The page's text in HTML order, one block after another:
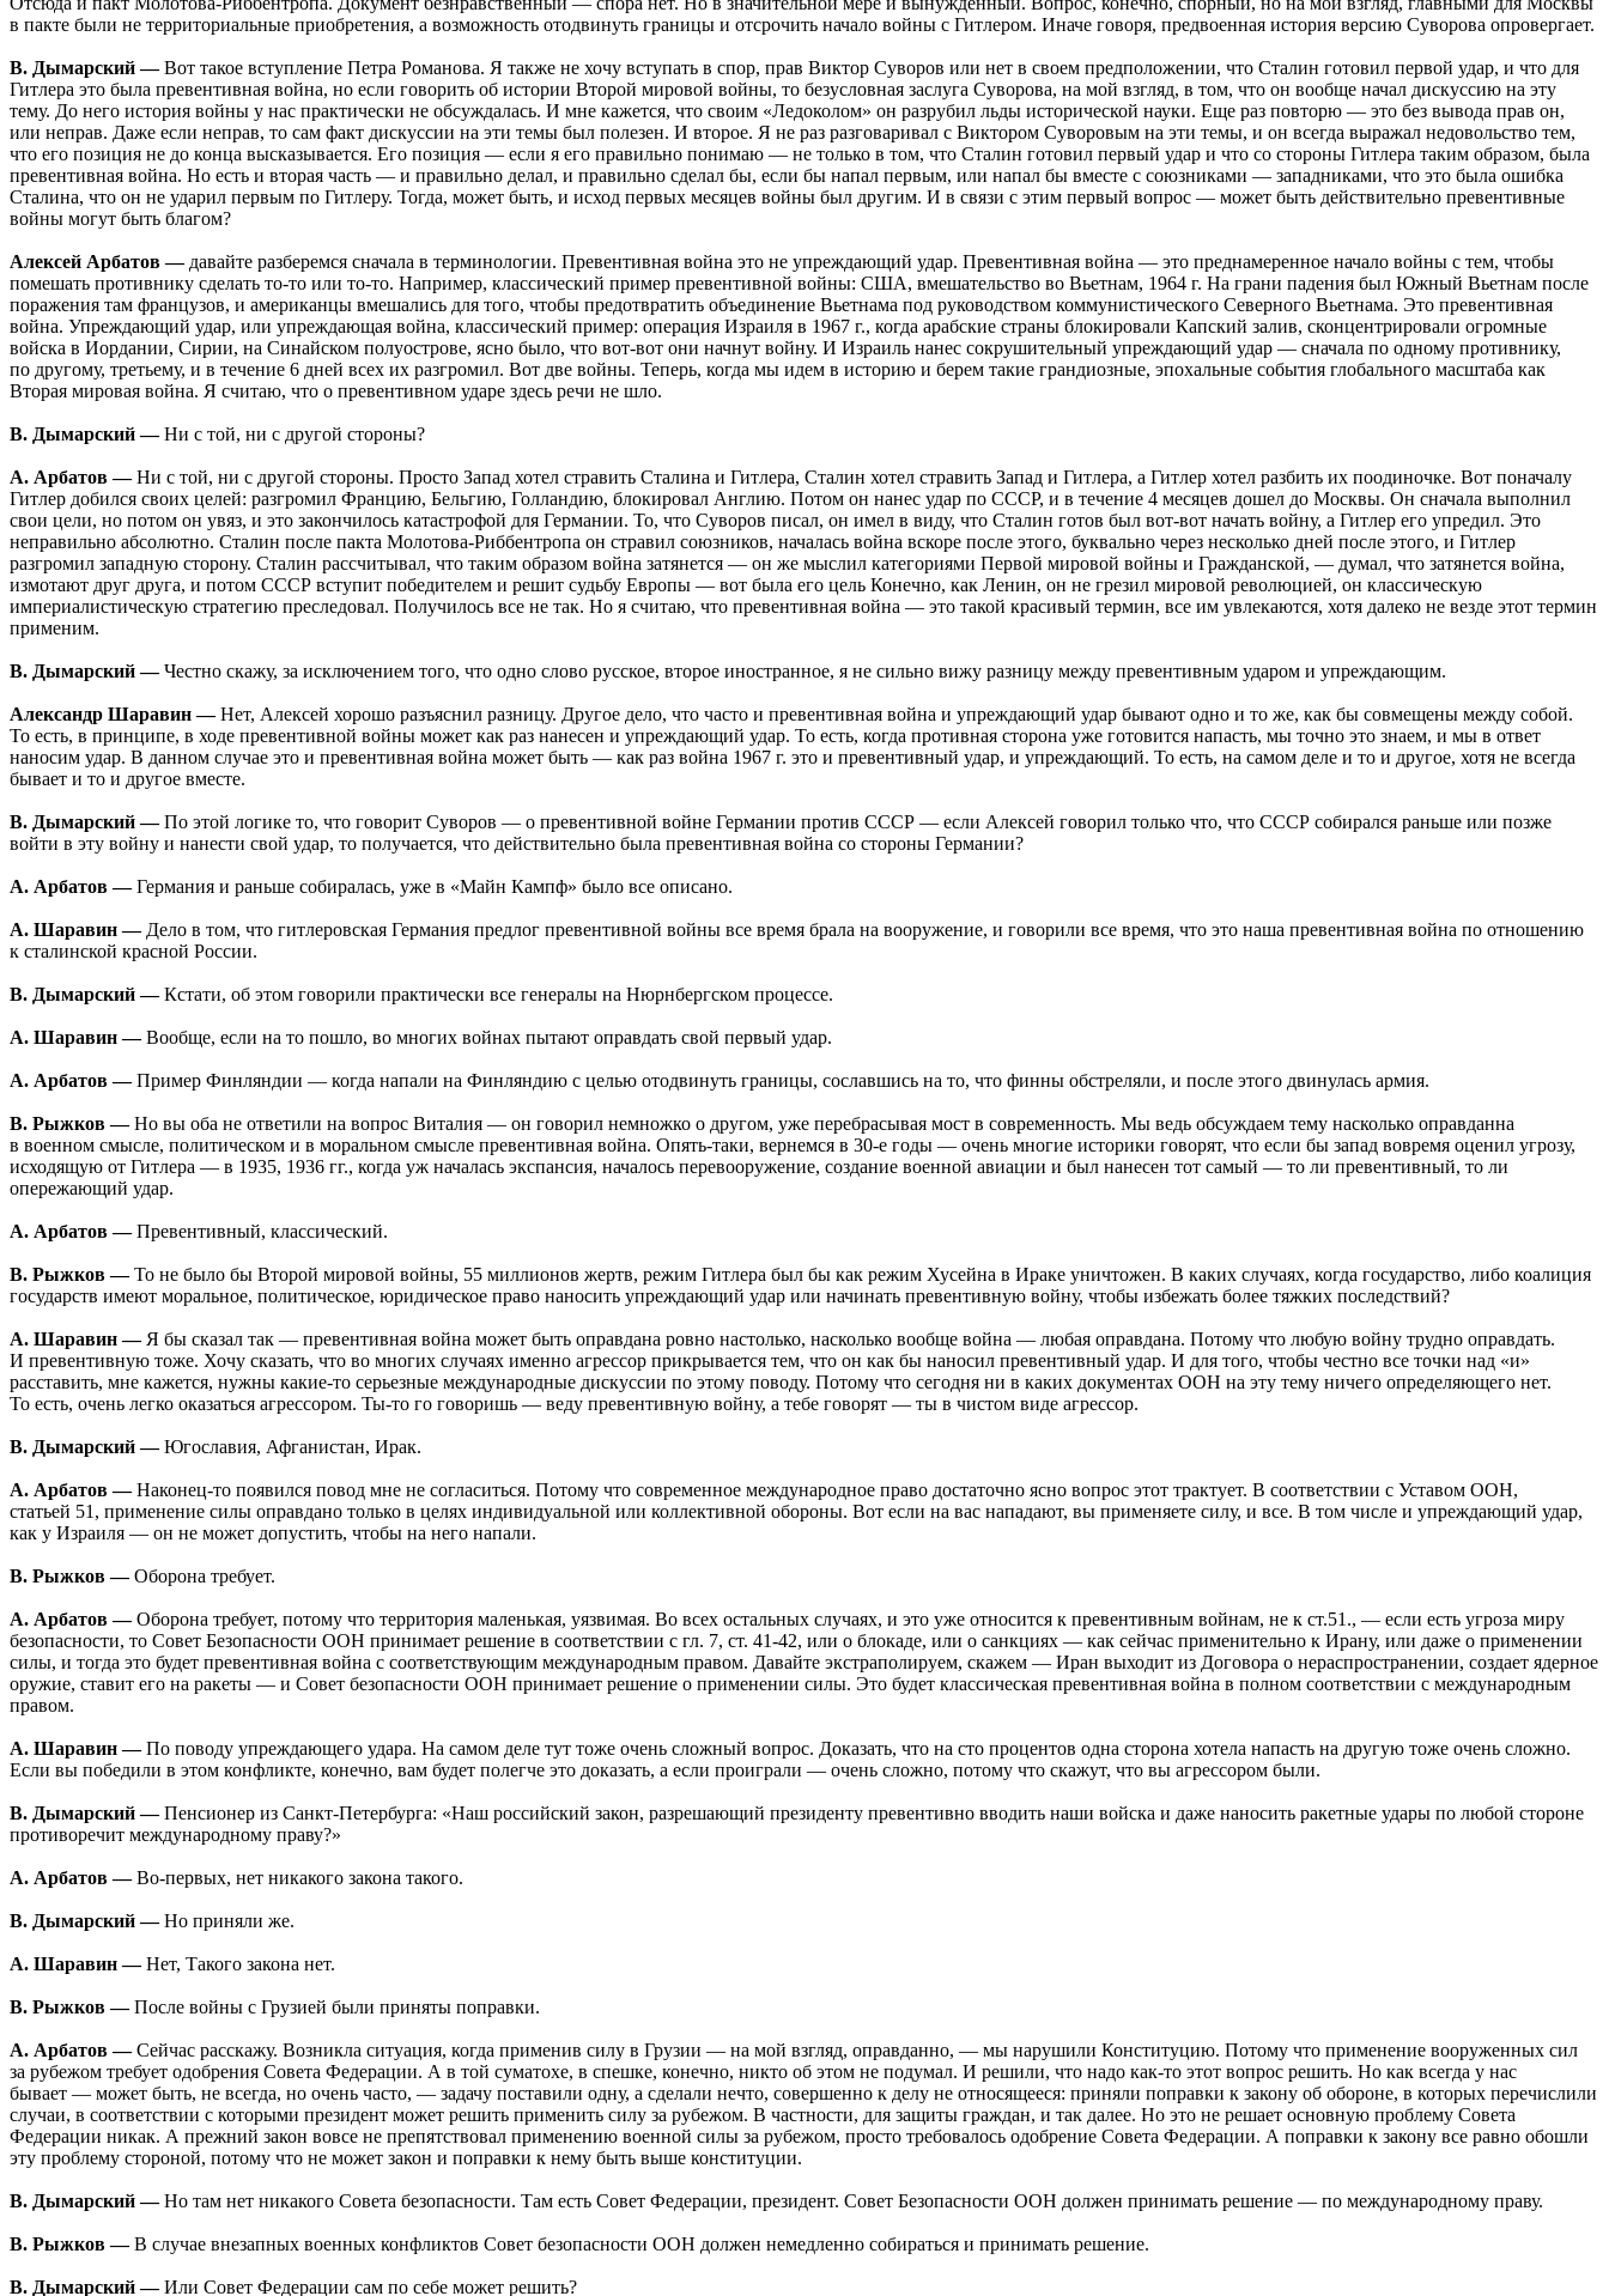
в пакте были не территориальные приобретения, а возможность отодвинуть границы и отсрочить начало войны с Гитлером. Иначе говоря, предвоенная история версию Суворова опровергает.
В. Дымарский —Вот такое вступление Петра Романова. Я также не хочу вступать в спор, прав Виктор Суворов или нет в своем предположении, что Сталин готовил первой удар, и что для
Гитлера это была превентивная война, но если говорить об истории Второй мировой войны, то безусловная заслуга Суворова, на мой взгляд, в том, что он вообще начал дискуссию на эту
тему. До него история войны у нас практически не обсуждалась. И мне кажется, что своим «Ледоколом» он разрубил льды исторической науки. Еще раз повторю — это без вывода прав он,
или неправ. Даже если неправ, то сам факт дискуссии на эти темы был полезен. И второе. Я не раз разговаривал с Виктором Суворовым на эти темы, и он всегда выражал недовольство тем,
что его позиция не до конца высказывается. Его позиция — если я его правильно понимаю — не только в том, что Сталин готовил первый удар и что со стороны Гитлера таким образом, была
превентивная война. Но есть и вторая часть — и правильно делал, и правильно сделал бы, если бы напал первым, или напал бы вместе с союзниками — западниками, что это была ошибка
Сталина, что он не ударил первым по Гитлеру. Тогда, может быть, и исход первых месяцев войны был другим. И в связи с этим первый вопрос — может быть действительно превентивные
войны могут быть благом?
Алексей Арбатов —давайте разберемся сначала в терминологии. Превентивная война это не упреждающий удар. Превентивная война — это преднамеренное начало войны с тем, чтобы
помешать противнику сделать то-то или то-то. Например, классический пример превентивной войны: США, вмешательство во Вьетнам, 1964 г. На грани падения был Южный Вьетнам после
поражения там французов, и американцы вмешались для того, чтобы предотвратить объединение Вьетнама под руководством коммунистического Северного Вьетнама. Это превентивная
война. Упреждающий удар, или упреждающая война, классический пример: операция Израиля в 1967 г., когда арабские страны блокировали Капский залив, сконцентрировали огромные
войска в Иордании, Сирии, на Синайском полуострове, ясно было, что вот-вот они начнут войну. И Израиль нанес сокрушительный упреждающий удар — сначала по одному противнику,
по другому, третьему, и в течение 6 дней всех их разгромил. Вот две войны. Теперь, когда мы идем в историю и берем такие грандиозные, эпохальные события глобального масштаба как
Вторая мировая война. Я считаю, что о превентивном ударе здесь речи не шло.
В. Дымарский —Ни с той, ни с другой стороны?
А. Арбатов —Ни с той, ни с другой стороны. Просто Запад хотел стравить Сталина и Гитлера, Сталин хотел стравить Запад и Гитлера, а Гитлер хотел разбить их поодиночке. Вот поначалу
Гитлер добился своих целей: разгромил Францию, Бельгию, Голландию, блокировал Англию. Потом он нанес удар по СССР, и в течение 4 месяцев дошел до Москвы. Он сначала выполнил
свои цели, но потом он увяз, и это закончилось катастрофой для Германии. То, что Суворов писал, он имел в виду, что Сталин готов был вот-вот начать войну, а Гитлер его упредил. Это
неправильно абсолютно. Сталин после пакта Молотова-Риббентропа он стравил союзников, началась война вскоре после этого, буквально через несколько дней после этого, и Гитлер
разгромил западную сторону. Сталин рассчитывал, что таким образом война затянется — он же мыслил категориями Первой мировой войны и Гражданской, — думал, что затянется война,
измотают друг друга, и потом СССР вступит победителем и решит судьбу Европы — вот была его цель Конечно, как Ленин, он не грезил мировой революцией, он классическую
империалистическую стратегию преследовал. Получилось все не так. Но я считаю, что превентивная война — это такой красивый термин, все им увлекаются, хотя далеко не везде этот термин
применим.
В. Дымарский —Честно скажу, за исключением того, что одно слово русское, второе иностранное, я не сильно вижу разницу между превентивным ударом и упреждающим.
Александр Шаравин —Нет, Алексей хорошо разъяснил разницу. Другое дело, что часто и превентивная война и упреждающий удар бывают одно и то же, как бы совмещены между собой.
То есть, в принципе, в ходе превентивной войны может как раз нанесен и упреждающий удар. То есть, когда противная сторона уже готовится напасть, мы точно это знаем, и мы в ответ
наносим удар. В данном случае это и превентивная война может быть — как раз война 1967 г. это и превентивный удар, и упреждающий. То есть, на самом деле и то и другое, хотя не всегда
бывает и то и другое вместе.
В. Дымарский —По этой логике то, что говорит Суворов — о превентивной войне Германии против СССР — если Алексей говорил только что, что СССР собирался раньше или позже
войти в эту войну и нанести свой удар, то получается, что действительно была превентивная война со стороны Германии?
А. Арбатов —Германия и раньше собиралась, уже в «Майн Кампф» было все описано.
А. Шаравин —Дело в том, что гитлеровская Германия предлог превентивной войны все время брала на вооружение, и говорили все время, что это наша превентивная война по отношению
к сталинской красной России.
В. Дымарский —Кстати, об этом говорили практически все генералы на Нюрнбергском процессе.
А. Шаравин —Вообще, если на то пошло, во многих войнах пытают оправдать свой первый удар.
А. Арбатов —Пример Финляндии — когда напали на Финляндию с целью отодвинуть границы, сославшись на то, что финны обстреляли, и после этого двинулась армия.
В. Рыжков —Но вы оба не ответили на вопрос Виталия — он говорил немножко о другом, уже перебрасывая мост в современность. Мы ведь обсуждаем тему насколько оправданна
в военном смысле, политическом и в моральном смысле превентивная война. Опять-таки, вернемся в 30-е годы — очень многие историки говорят, что если бы запад вовремя оценил угрозу,
исходящую от Гитлера — в 1935, 1936 гг., когда уж началась экспансия, началось перевооружение, создание военной авиации и был нанесен тот самый — то ли превентивный, то ли
опережающий удар.
А. Арбатов —Превентивный, классический.
В. Рыжков —То не было бы Второй мировой войны, 55 миллионов жертв, режим Гитлера был бы как режим Хусейна в Ираке уничтожен. В каких случаях, когда государство, либо коалиция
государств имеют моральное, политическое, юридическое право наносить упреждающий удар или начинать превентивную войну, чтобы избежать более тяжких последствий?
А. Шаравин —Я бы сказал так — превентивная война может быть оправдана ровно настолько, насколько вообще война — любая оправдана. Потому что любую войну трудно оправдать.
И превентивную тоже. Хочу сказать, что во многих случаях именно агрессор прикрывается тем, что он как бы наносил превентивный удар. И для того, чтобы честно все точки над «и»
расставить, мне кажется, нужны какие-то серьезные международные дискуссии по этому поводу. Потому что сегодня ни в каких документах ООН на эту тему ничего определяющего нет.
То есть, очень легко оказаться агрессором. Ты-то го говоришь — веду превентивную войну, а тебе говорят — ты в чистом виде агрессор.
В. Дымарский —Югославия, Афганистан, Ирак.
А. Арбатов —Наконец-то появился повод мне не согласиться. Потому что современное международное право достаточно ясно вопрос этот трактует. В соответствии с Уставом ООН,
статьей 51, применение силы оправдано только в целях индивидуальной или коллективной обороны. Вот если на вас нападают, вы применяете силу, и все. В том числе и упреждающий удар,
как у Израиля — он не может допустить, чтобы на него напали.
В. Рыжков —Оборона требует.
А. Арбатов —Оборона требует, потому что территория маленькая, уязвимая. Во всех остальных случаях, и это уже относится к превентивным войнам, не к ст.51., — если есть угроза миру
безопасности, то Совет Безопасности ООН принимает решение в соответствии с гл. 7, ст. 41-42, или о блокаде, или о санкциях — как сейчас применительно к Ирану, или даже о применении
силы, и тогда это будет превентивная война с соответствующим международным правом. Давайте экстраполируем, скажем — Иран выходит из Договора о нераспространении, создает ядерное
оружие, ставит его на ракеты — и Совет безопасности ООН принимает решение о применении силы. Это будет классическая превентивная война в полном соответствии с международным
правом.
А. Шаравин —По поводу упреждающего удара. На самом деле тут тоже очень сложный вопрос. Доказать, что на сто процентов одна сторона хотела напасть на другую тоже очень сложно.
Если вы победили в этом конфликте, конечно, вам будет полегче это доказать, а если проиграли — очень сложно, потому что скажут, что вы агрессором были.
В. Дымарский —Пенсионер из Санкт-Петербурга: «Наш российский закон, разрешающий президенту превентивно вводить наши войска и даже наносить ракетные удары по любой стороне
противоречит международному праву?»
А. Арбатов —Во-первых, нет никакого закона такого.
В. Дымарский —Но приняли же.
А. Шаравин —Нет, Такого закона нет.
В. Рыжков —После войны с Грузией были приняты поправки.
А. Арбатов —Сейчас расскажу. Возникла ситуация, когда применив силу в Грузии — на мой взгляд, оправданно, — мы нарушили Конституцию. Потому что применение вооруженных сил
за рубежом требует одобрения Совета Федерации. А в той суматохе, в спешке, конечно, никто об этом не подумал. И решили, что надо как-то этот вопрос решить. Но как всегда у нас
бывает — может быть, не всегда, но очень часто, — задачу поставили одну, а сделали нечто, совершенно к делу не относящееся: приняли поправки к закону об обороне, в которых перечислили
случаи, в соответствии с которыми президент может решить применить силу за рубежом. В частности, для защиты граждан, и так далее. Но это не решает основную проблему Совета
Федерации никак. А прежний закон вовсе не препятствовал применению военной силы за рубежом, просто требовалось одобрение Совета Федерации. А поправки к закону все равно обошли
эту проблему стороной, потому что не может закон и поправки к нему быть выше конституции.
В. Дымарский —Но там нет никакого Совета безопасности. Там есть Совет Федерации, президент. Совет Безопасности ООН должен принимать решение — по международному праву.
В. Рыжков —В случае внезапных военных конфликтов Совет безопасности ООН должен немедленно собираться и принимать решение.
В. Дымарский —Или Совет Федерации сам по себе может решить?